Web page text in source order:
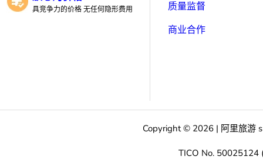
具竞争力的价格 无任何隐形费用
质量监督
商业合作
Copyright © 2026 | 阿里旅游
TICO No. 50025124